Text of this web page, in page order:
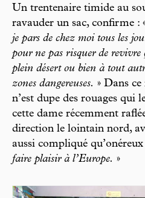
Un trentenaire timide au
ravauder un sac, confirme :
je pars de chez moi tous les
pour ne pas risquer de revivre
plein désert ou bien à tout
zones dangereuses. » Dans
n’est dupe des rouages qui
cette dame récemment
direction le lointain nord,
aussi compliqué qu’onéreux
faire plaisir à l’Europe. »